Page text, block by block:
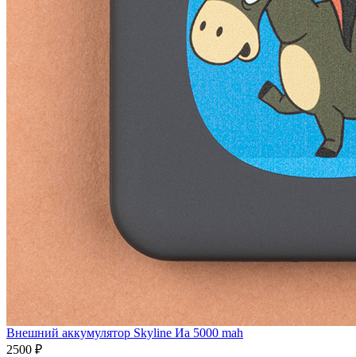
Внешний аккумулятор Skyline Иа 5000 mah
2500 ₽